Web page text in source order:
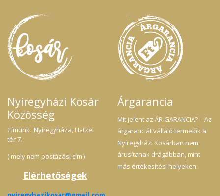
szirup, méz, ivóvíz, aromák, hordozó:
talkum, kakaóvaj, szagosmüge, színezék:
kurkumin. Származási hely: Magyarország.
Száraz, hűvös helyen tartandó!
Nyíregyházi Kosár
Közösség
Címünk: Nyíregyháza, Hatzel
tér 7.
( mely nem postázási cím )
Elérhetőségek
Árgarancia
Mit jelent az ÁR-GARANCIA? – Az
árgaranciát vállaló termelők a
Nyíregyházi Kosárban nem
árusítanak drágábban, mint
más értékesítési helyeken.